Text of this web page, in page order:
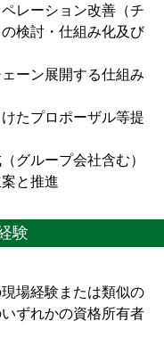
レーション改善（チ
検討・仕組み化及び
ーン展開する仕組み
たプロポーザル等提
グループ会社含む）
と推進
験
場経験または類似の
ずれかの資格所有者